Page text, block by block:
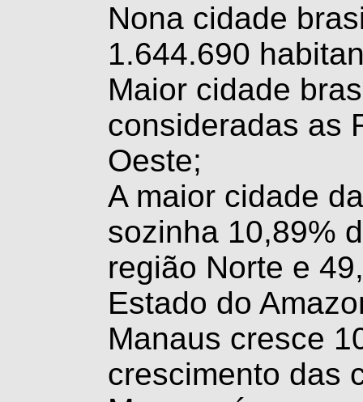
Nona cidade
1.644.690
Maior cidade
consideradas as
Oeste;
A maior cidade
sozinha 10,89%
região Norte e
Estado do
Manaus cresce
crescimento das